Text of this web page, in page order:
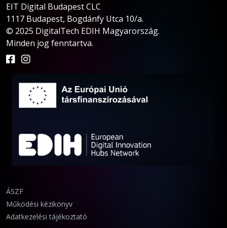
EIT Digital Budapest CLC
1117 Budapest, Bogdánfy Utca 10/a.
© 2025 DigitalTech EDIH Magyarország.
Minden jog fenntartva.
ÁSZF
Működési kézikönyv
Adatkezelési tájékoztató